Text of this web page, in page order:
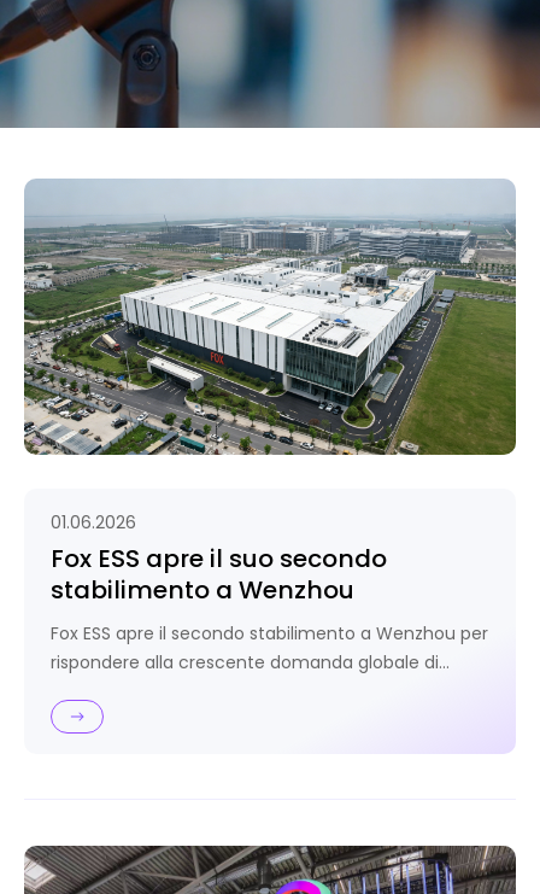
01.06.2026
Fox ESS apre il suo secondo
stabilimento a Wenzhou
Fox ESS apre il secondo stabilimento a Wenzhou per
rispondere alla crescente domanda globale di